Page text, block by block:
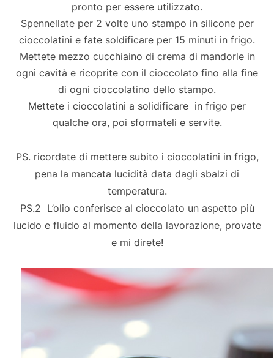
pronto per essere utilizzato.
Spennellate per 2 volte uno stampo in silicone per
cioccolatini e fate soldificare per 15 minuti in frigo.
Mettete mezzo cucchiaino di crema di mandorle in
ogni cavità e ricoprite con il cioccolato fino alla fine
di ogni cioccolatino dello stampo.
Mettete i cioccolatini a solidificare in frigo per
qualche ora, poi sformateli e servite.
PS. ricordate di mettere subito i cioccolatini in frigo,
pena la mancata lucidità data dagli sbalzi di
temperatura.
PS.2 L’olio conferisce al cioccolato un aspetto più
lucido e fluido al momento della lavorazione, provate
e mi direte!